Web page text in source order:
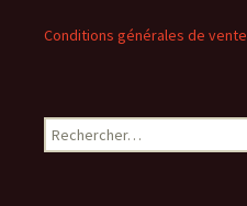
Conditions générales de vente
Rechercher :